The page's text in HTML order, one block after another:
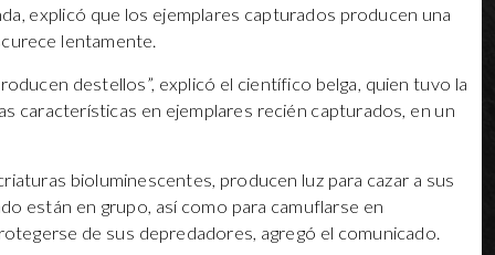
explicó que los ejemplares capturados producen una
lentamente.
destellos”, explicó el científico belga, quien tuvo la
características en ejemplares recién capturados, en un
bioluminescentes, producen luz para cazar a sus
están en grupo, así como para camuflarse en
de sus depredadores, agregó el comunicado.